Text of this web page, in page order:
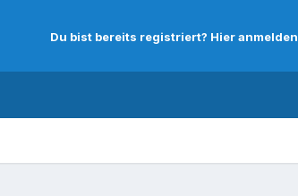
Du bist bereits registriert? Hier anmelden